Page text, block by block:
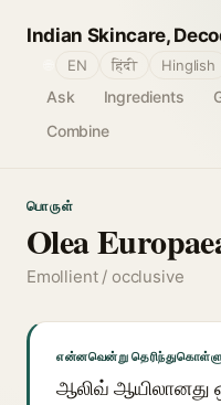
Indian Skincare,
Ask Ingredients
Combine
EN हिंदी Hinglish
பொருள்
Olea
Emollient / occlusive
என்னவென்று
ஆலிவ் ஆயிலானது